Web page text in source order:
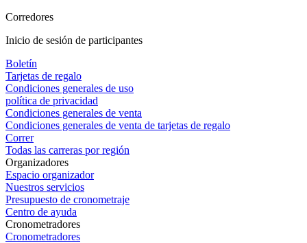
Corredores
Inicio de sesión de participantes
Boletín
Tarjetas de regalo
Condiciones generales de uso
política de privacidad
Condiciones generales de venta
Condiciones generales de venta de tarjetas de regalo
Correr
Todas las carreras por región
Organizadores
Espacio organizador
Nuestros servicios
Presupuesto de cronometraje
Centro de ayuda
Cronometradores
Cronometradores